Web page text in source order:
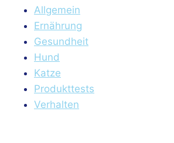
Allgemein
Ernährung
Gesundheit
Hund
Katze
Produkttests
Verhalten